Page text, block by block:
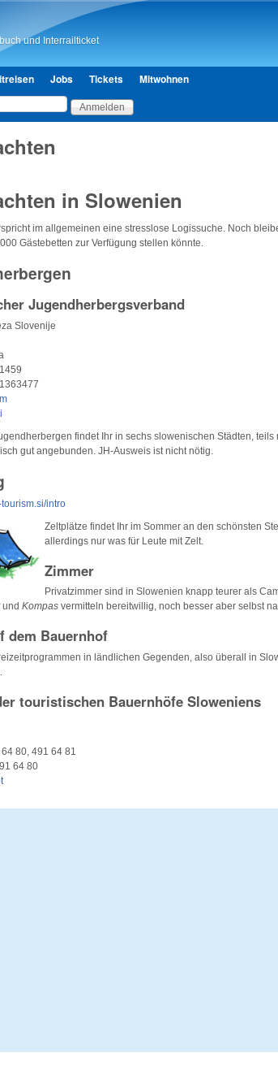
und Interrailticket
Jobs Tickets Mitwohnen
in Slowenien
im allgemeinen eine stresslose Logissuche. Noch
Gästebetten zur Verfügung stellen könnte.
Jugendherbergsverband
Slovenije
findet Ihr in sechs slowenischen Städten, teils
gut angebunden. JH-Ausweis ist nicht nötig.
intro
Zeltplätze findet Ihr im Sommer an den schönsten
allerdings nur was für Leute mit Zelt.
Zimmer
Privatzimmer sind in Slowenien knapp teurer als
und Kompas vermitteln bereitwillig, noch besser aber selbst
dem Bauernhof
in ländlichen Gegenden, also überall in
touristischen Bauernhöfe Sloweniens
80, 491 64 81
64 80